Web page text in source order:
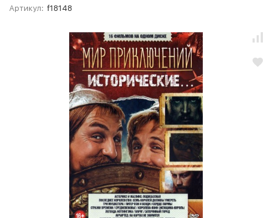
Артикул: f18148